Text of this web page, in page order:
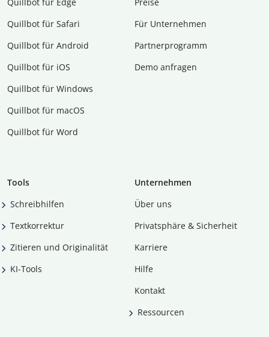
Quillbot für Safari
Quillbot für Android
Quillbot für iOS
Quillbot für Windows
Quillbot für macOS
Quillbot für Word
Für Unternehmen
Partnerprogramm
Demo anfragen
Tools
Schreibhilfen
Textkorrektur
Zitieren und Originalität
KI-Tools
Unternehmen
Über uns
Privatsphäre & Sicherheit
Karriere
Hilfe
Kontakt
Ressourcen